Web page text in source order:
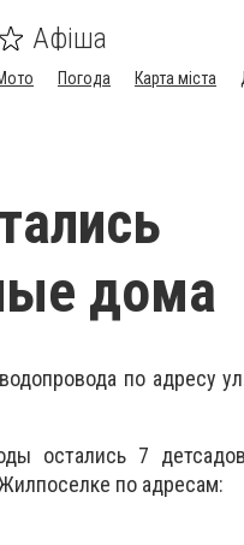
Афіша
Погода Карта міста
дома
по адресу
остались 7
по адресам: